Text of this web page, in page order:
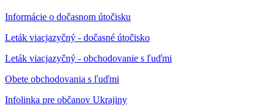
Informácie o dočasnom útočisku
Leták viacjazyčný - dočasné útočisko
Leták viacjazyčný - obchodovanie s ľuďmi
Obete obchodovania s ľuďmi
Infolinka pre občanov Ukrajiny